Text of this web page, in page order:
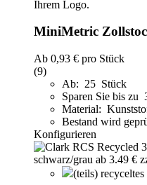
MiniMetric
Ab 0,93 € pro Stück
(9)
Ab: 25 Stück
Sparen Sie bis zu
Material:
Bestand wird
Konfigurieren
(teils)